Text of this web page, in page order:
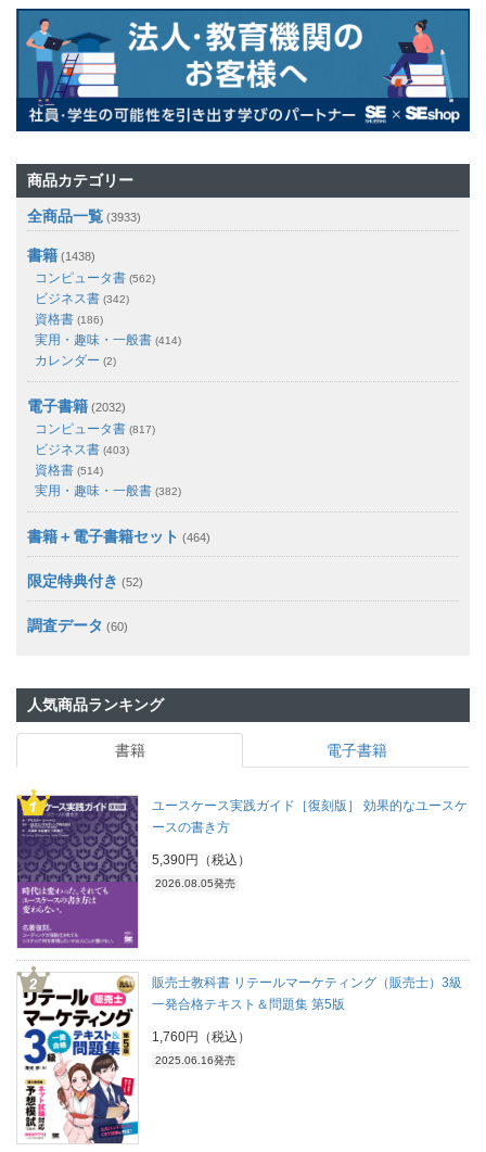
商品カテゴリー
全商品一覧 (3933)
書籍 (1438)
コンピュータ書 (562)
ビジネス書 (342)
資格書 (186)
実用・趣味・一般書 (414)
カレンダー (2)
電子書籍 (2032)
コンピュータ書 (817)
ビジネス書 (403)
資格書 (514)
実用・趣味・一般書 (382)
書籍＋電子書籍セット (464)
限定特典付き (52)
調査データ (60)
人気商品ランキング
書籍 電子書籍
ユースケース実践ガイド［復刻版］ 効果的なユースケ
ースの書き方
5,390円（税込）
2026.08.05発売
販売士教科書 リテールマーケティング（販売士）3級
一発合格テキスト＆問題集 第5版
1,760円（税込）
2025.06.16発売